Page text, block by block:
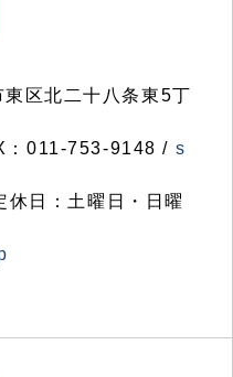
区北二十八条東5丁
011-753-9148 / s
日：土曜日・日曜